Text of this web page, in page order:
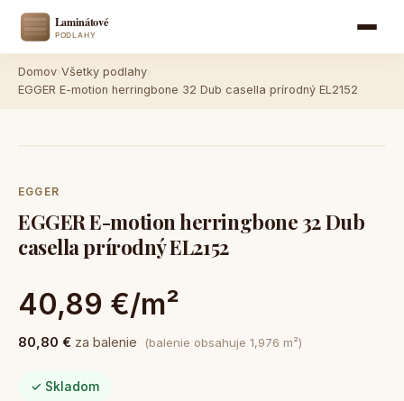
Domov Všetky podlahy
EGGER E-motion herringbone 32 Dub casella prírodný EL2152
EGGER
EGGER E-motion herringbone 32 Dub
casella prírodný EL2152
40,89 €/m²
80,80 € za balenie (balenie obsahuje 1,976 m²)
✓ Skladom